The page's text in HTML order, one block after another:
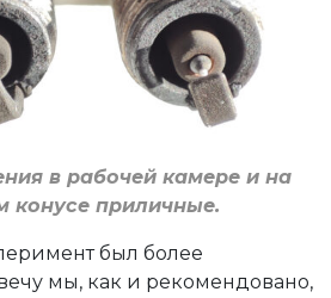
в рабочей камере и на
конусе приличные.
был более
мы, как и рекомендовано,